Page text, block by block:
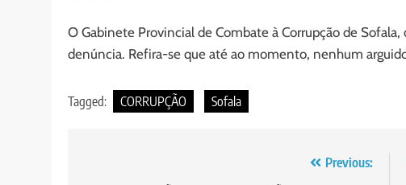
O Gabinete Provincial de Combate à Corrupção de
denúncia. Refira-se que até ao momento, nenhum
Tagged: CORRUPÇÃO Sofala
Previous: